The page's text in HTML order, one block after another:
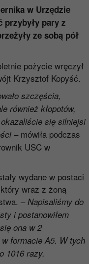
w Urzędzie
przybyły pary z
ze sobą pół
pożycie wręczył
Krzysztof Kopyść.
szczęścia,
również kłopotów,
się silniejsi
– mówiła podczas
USC w
wydane w postaci
wraz z żoną
–Napisaliśmy do
i postanowiłem
ona w 2
formacie A5. W tych
1016 razy.